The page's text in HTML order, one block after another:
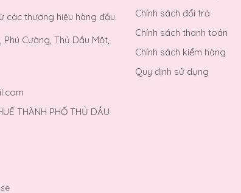
các thương hiệu hàng đầu.
Cường, Thủ Dầu Một,
THÀNH PHỐ THỦ DẦU
Chính sách đổi trả
Chính sách thanh toán
Chính sách kiểm hàng
Quy định sử dụng